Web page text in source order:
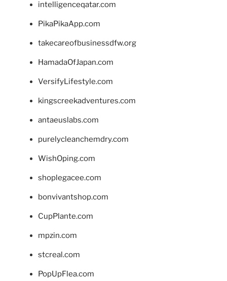
intelligenceqatar.com
PikaPikaApp.com
takecareofbusinessdfw.org
HamadaOfJapan.com
VersifyLifestyle.com
kingscreekadventures.com
antaeuslabs.com
purelycleanchemdry.com
WishOping.com
shoplegacee.com
bonvivantshop.com
CupPlante.com
mpzin.com
stcreal.com
PopUpFlea.com